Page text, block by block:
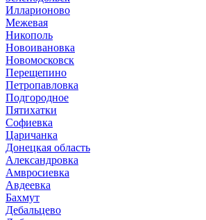
Илларионово
Межевая
Никополь
Новоивановка
Новомосковск
Перещепино
Петропавловка
Подгородное
Пятихатки
Софиевка
Царичанка
Донецкая область
Александровка
Амвросиевка
Авдеевка
Бахмут
Дебальцево